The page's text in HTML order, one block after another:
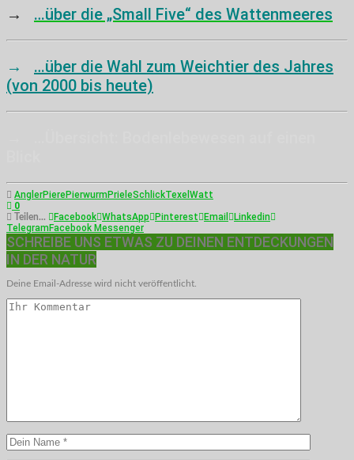
→ …über die „Small Five“ des Wattenmeeres
→ …über die Wahl zum Weichtier des Jahres
(von 2000 bis heute)
AnglerPiere PierwurmPrieleSchlickTexel Watt
0
Teilen... Facebook WhatsApp Pinterest Email
Linkedin
TelegramFacebook Messenger
SCHREIBE UNS ETWAS ZU DEINEN ENTDECKUNGEN
IN DER NATUR
Deine Email-Adresse wird nicht veröffentlicht.